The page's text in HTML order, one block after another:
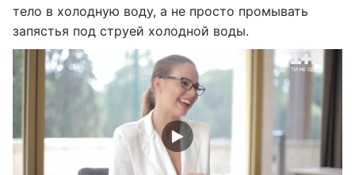
тело в холодную воду, а не просто промывать
запястья под струей холодной воды.